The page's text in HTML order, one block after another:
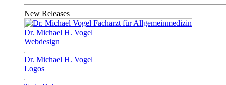
New Releases
Dr. Michael H. Vogel
Webdesign
Dr. Michael H. Vogel
Logos